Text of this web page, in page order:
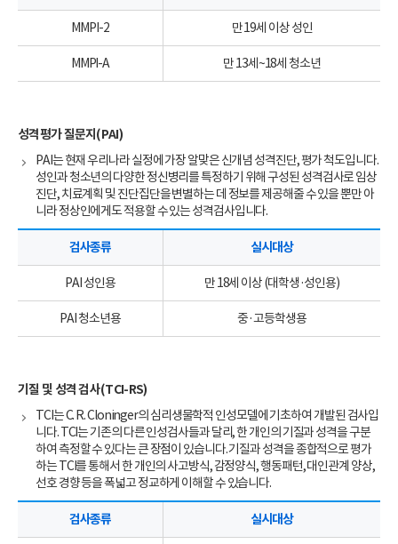
MMPI-2 만 19세 이상 성인
MMPI-A 만 13세~18세 청소년
성격평가 질문지(PAI)
PAI는 현재 우리나라 실정에 가장 알맞은 신개념 성격진단, 평가 척도입니다.
성인과 청소년의 다양한 정신병리를 특정하기 위해 구성된 성격검사로 임상
진단, 치료계획 및 진단집단을 변별하는 데 정보를 제공해줄 수 있을 뿐만 아
니라 정상인에게도 적용할 수 있는 성격검사입니다.
검사종류 실시대상
PAI 성인용 만 18세 이상 (대학생·성인용)
PAI 청소년용 중·고등학생용
기질 및 성격 검사(TCI-RS)
TCI는 C. R. Cloninger의 심리생물학적 인성모델에 기초하여 개발된 검사입
니다. TCI는 기존의 다른 인성검사들과 달리, 한 개인의 기질과 성격을 구분
하여 측정할 수 있다는 큰 장점이 있습니다. 기질과 성격을 종합적으로 평가
하는 TCI를 통해서 한 개인의 사고방식, 감정양식, 행동패턴, 대인관계 양상,
선호 경향 등을 폭넓고 정교하게 이해할 수 있습니다.
검사종류 실시대상